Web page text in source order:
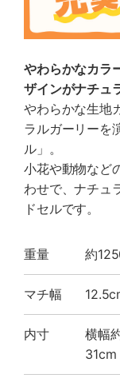
やわらかなカラ
ザインがナチュ
やわらかな生地
ラルガーリーを
ル」。
小花や動物など
わせで、ナチュ
ドセルです。
重量 約
マチ幅
内寸
横幅
31cm